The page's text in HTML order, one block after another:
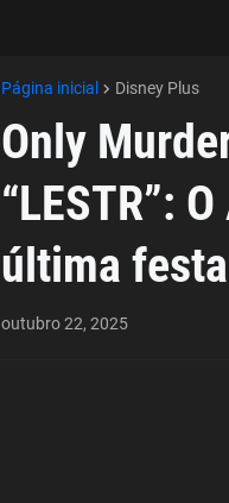
Página inicial Disney Plus
Only
“LESTR”:
última
outubro 22, 2025